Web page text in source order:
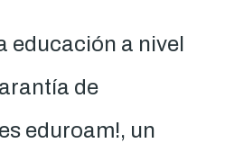
educación a nivel
de
eduroam!, un